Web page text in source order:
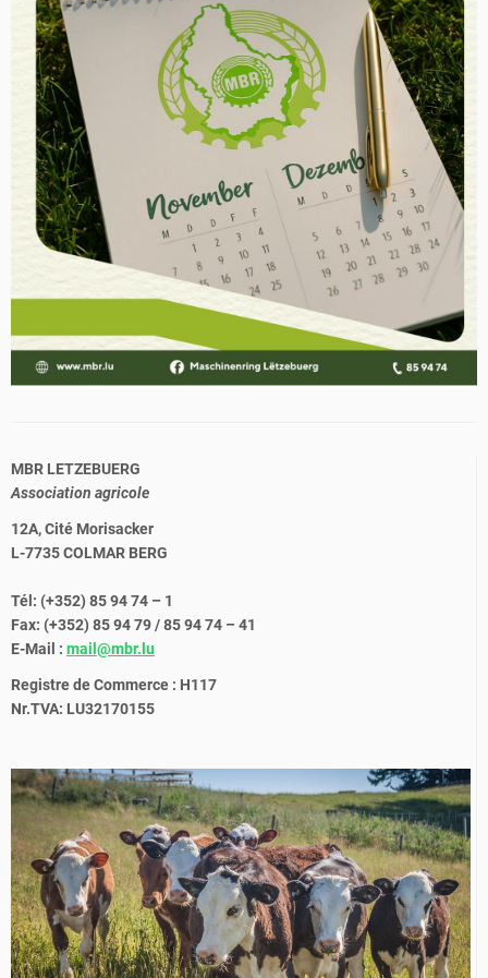
MBR LETZEBUERG
Association agricole
12A, Cité Morisacker
L-7735 COLMAR BERG
Tél: (+352) 85 94 74 – 1
Fax: (+352) 85 94 79 / 85 94 74 – 41
E-Mail : mail@mbr.lu
Registre de Commerce : H117
Nr.TVA: LU32170155